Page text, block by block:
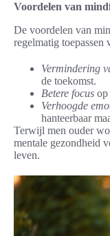
Voordelen van
De voordelen van
regelmatig toepassen
Vermindering
de toekomst.
Betere focus op
Verhoogde
hanteerbaar
Terwijl men ouder
mentale gezondheid
leven.